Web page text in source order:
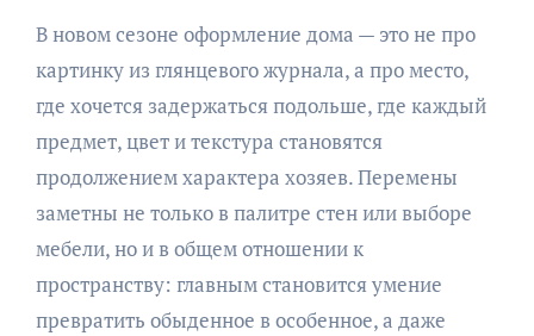
В новом сезоне оформление дома — это не про
картинку из глянцевого журнала, а про место,
где хочется задержаться подольше, где каждый
предмет, цвет и текстура становятся
продолжением характера хозяев. Перемены
заметны не только в палитре стен или выборе
мебели, но и в общем отношении к
пространству: главным становится умение
превратить обыденное в особенное, а даже